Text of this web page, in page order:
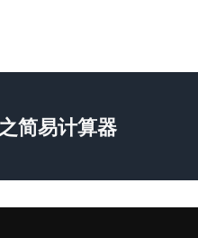
简易计算器